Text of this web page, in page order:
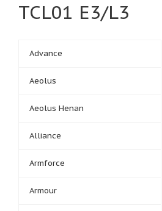
TCL01 E3/L3
Advance
Aeolus
Aeolus Henan
Alliance
Armforce
Armour